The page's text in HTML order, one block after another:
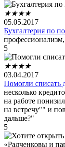
★★★★
05.05.2017
Бухгалтерия по
5
★★★★
03.04.2017
Помогли списать
несколько
на работе
на встречу"" и
дальше?"
5